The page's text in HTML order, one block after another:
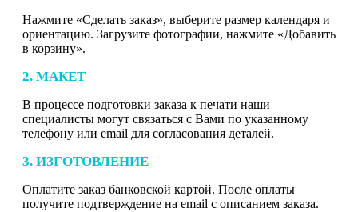
Нажмите «Сделать заказ», выберите размер календаря и
ориентацию. Загрузите фотографии, нажмите «Добавить
в корзину».
2. МАКЕТ
В процессе подготовки заказа к печати наши
специалисты могут связаться с Вами по указанному
телефону или email для согласования деталей.
3. ИЗГОТОВЛЕНИЕ
Оплатите заказ банковской картой. После оплаты
получите подтверждение на email с описанием заказа.